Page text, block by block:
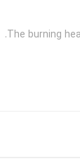
The burning